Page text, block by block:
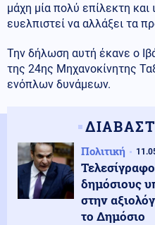
μάχη μία πολύ επίλεκτη και
ευελπιστεί να αλλάξει τα
Την δήλωση αυτή έκανε ο
της 24ης Μηχανοκίνητης
ενόπλων δυνάμεων.
Πολιτική
δημόσιους
στην
το Δημόσιο